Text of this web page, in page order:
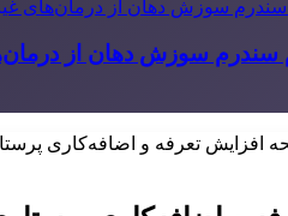
سندرم سوزش دهان از
افزایش تعرفه و اضافه‌کاری